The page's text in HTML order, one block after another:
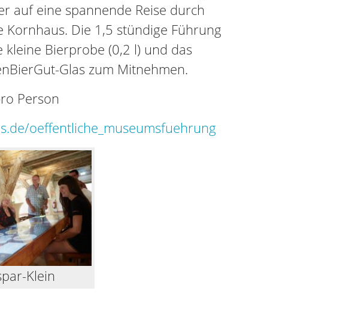
auf eine spannende Reise durch
Kornhaus. Die 1,5 stündige Führung
kleine Bierprobe (0,2 l) und das
Glas zum Mitnehmen.
Person
oeffentliche_museumsfuehrung
Klein